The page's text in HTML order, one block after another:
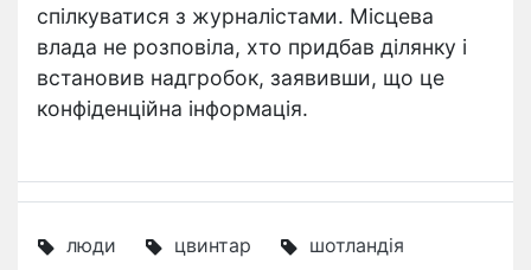
спілкуватися з журналістами. Місцева
влада не розповіла, хто придбав ділянку і
встановив надгробок, заявивши, що це
конфіденційна інформація.
люди цвинтар шотландія